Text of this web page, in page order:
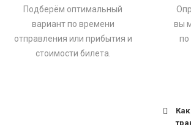
Подберём оптимальный
вариант по времени
отправления или прибытия и
стоимости билета.
вы
по